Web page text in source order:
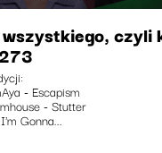
czyli
- Escapism
- Stutter
Gonna...